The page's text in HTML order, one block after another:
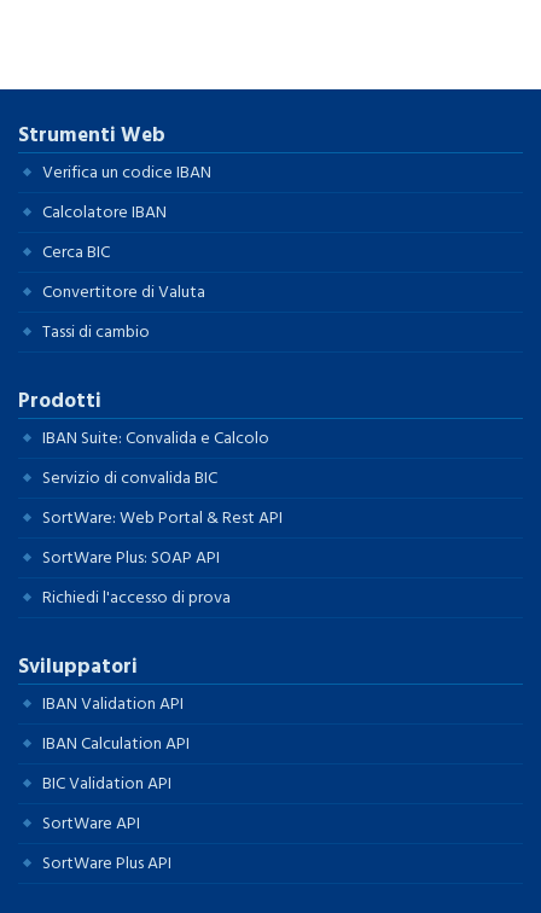
Strumenti Web
Verifica un codice IBAN
Calcolatore IBAN
Cerca BIC
Convertitore di Valuta
Tassi di cambio
Prodotti
IBAN Suite: Convalida e Calcolo
Servizio di convalida BIC
SortWare: Web Portal & Rest API
SortWare Plus: SOAP API
Richiedi l'accesso di prova
Sviluppatori
IBAN Validation API
IBAN Calculation API
BIC Validation API
SortWare API
SortWare Plus API